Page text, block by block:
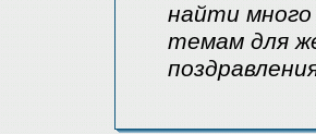
найти
темам для